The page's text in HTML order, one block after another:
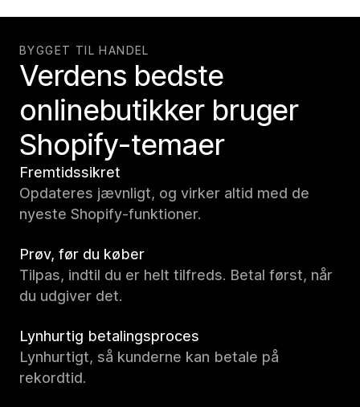
BYGGET TIL HANDEL
Verdens bedste
onlinebutikker bruger
Shopify-temaer
Fremtidssikret
Opdateres jævnligt, og virker altid med de
nyeste Shopify-funktioner.
Prøv, før du køber
Tilpas, indtil du er helt tilfreds. Betal først, når
du udgiver det.
Lynhurtig betalingsproces
Lynhurtigt, så kunderne kan betale på
rekordtid.